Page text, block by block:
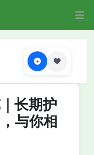
长期护
与你相